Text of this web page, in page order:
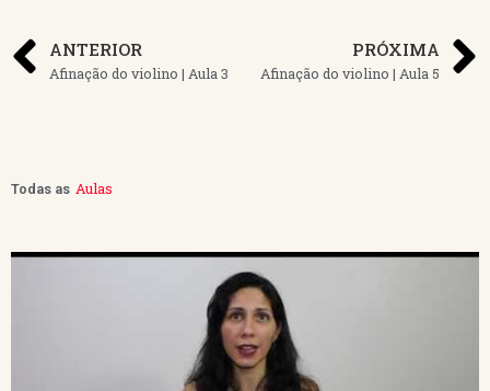
ANTERIOR
Afinação do violino | Aula 3
PRÓXIMA
Afinação do violino | Aula 5
Todas as Aulas